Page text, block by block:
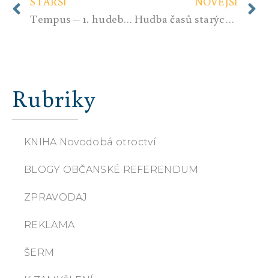
Tempus – 1. hudební videoklip Hudba časů starých a písně chátry středověké
Rubriky
KNIHA Novodobá otroctví
BLOGY OBČANSKÉ REFERENDUM
ZPRAVODAJ
REKLAMA
ŠERM